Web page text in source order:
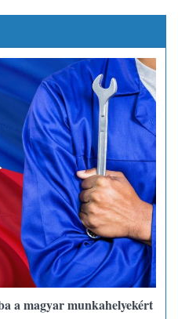
a magyar munkahelyekért